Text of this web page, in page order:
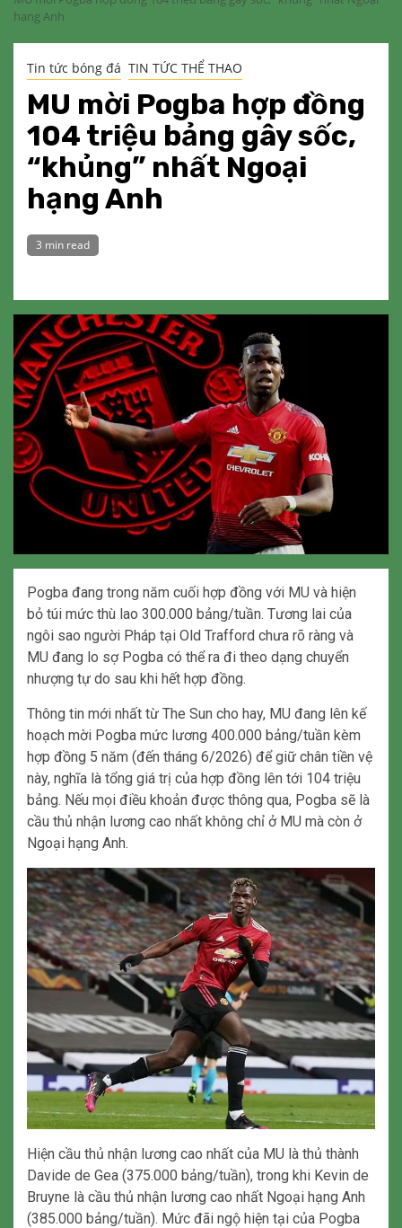
hạng Anh
Tin tức bóng đá TIN TỨC THỂ THAO
MU mời Pogba hợp đồng
104 triệu bảng gây sốc,
“khủng” nhất Ngoại
hạng Anh
3 min read
Pogba đang trong năm cuối hợp đồng với MU và hiện
bỏ túi mức thù lao 300.000 bảng/tuần. Tương lai của
ngôi sao người Pháp tại Old Trafford chưa rõ ràng và
MU đang lo sợ Pogba có thể ra đi theo dạng chuyển
nhượng tự do sau khi hết hợp đồng.
Thông tin mới nhất từ The Sun cho hay, MU đang lên kế
hoạch mời Pogba mức lương 400.000 bảng/tuần kèm
hợp đồng 5 năm (đến tháng 6/2026) để giữ chân tiền vệ
này, nghĩa là tổng giá trị của hợp đồng lên tới 104 triệu
bảng. Nếu mọi điều khoản được thông qua, Pogba sẽ là
cầu thủ nhận lương cao nhất không chỉ ở MU mà còn ở
Ngoại hạng Anh.
Hiện cầu thủ nhận lương cao nhất của MU là thủ thành
Davide de Gea (375.000 bảng/tuần), trong khi Kevin de
Bruyne là cầu thủ nhận lương cao nhất Ngoại hạng Anh
(385.000 bảng/tuần). Mức đãi ngộ hiện tại của Pogba